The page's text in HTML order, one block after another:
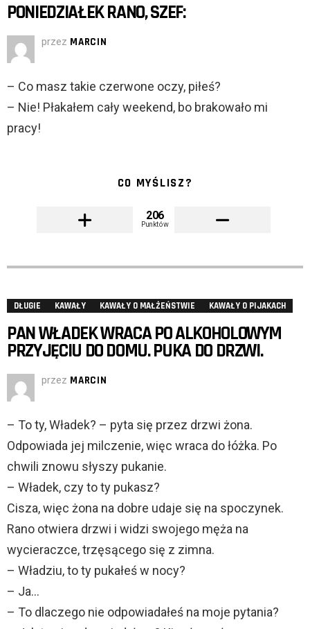
PONIEDZIAŁEK RANO, SZEF:
przez MARCIN
– Co masz takie czerwone oczy, piłeś?
– Nie! Płakałem cały weekend, bo brakowało mi
pracy!
CO MYŚLISZ?
206
Punktów
DŁUGIE KAWAŁY KAWAŁY O MAŁŻEŃSTWIE KAWAŁY O PIJAKACH
PAN WŁADEK WRACA PO ALKOHOLOWYM
PRZYJĘCIU DO DOMU. PUKA DO DRZWI.
przez MARCIN
– To ty, Władek? – pyta się przez drzwi żona.
Odpowiada jej milczenie, więc wraca do łóżka. Po
chwili znowu słyszy pukanie.
– Władek, czy to ty pukasz?
Cisza, więc żona na dobre udaje się na spoczynek.
Rano otwiera drzwi i widzi swojego męża na
wycieraczce, trzęsącego się z zimna.
– Władziu, to ty pukałeś w nocy?
– Ja…
– To dlaczego nie odpowiadałeś na moje pytania?